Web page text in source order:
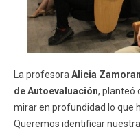
La profesora Alicia
de Autoevaluación, planteó
mirar en profundidad lo que
Queremos identificar